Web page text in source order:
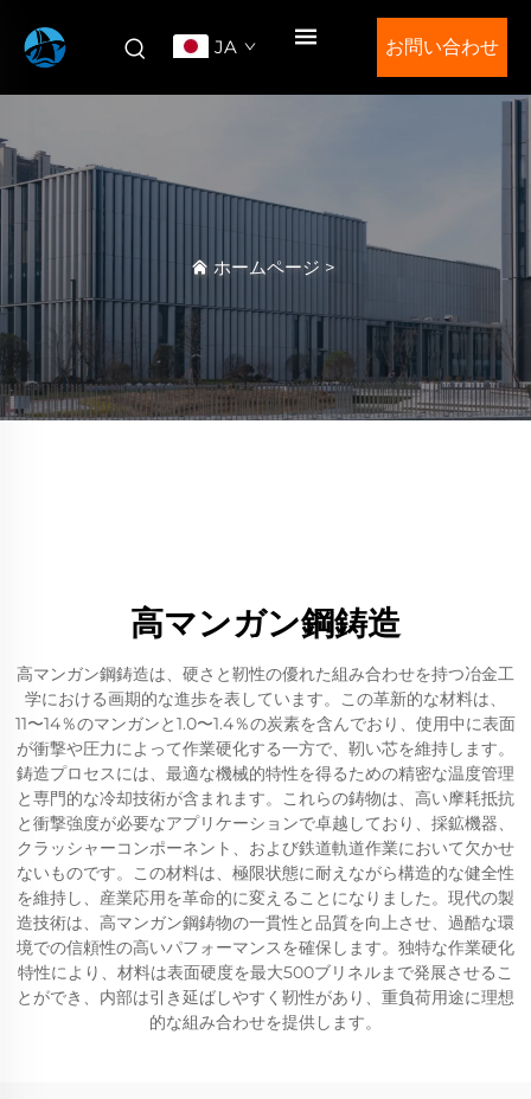
JA お問い合わせ
ホームページ >
高マンガン鋼鋳造
高マンガン鋼鋳造は、硬さと靭性の優れた組み合わせを持つ冶金工
学における画期的な進歩を表しています。この革新的な材料は、
11〜14％のマンガンと1.0〜1.4％の炭素を含んでおり、使用中に表面
が衝撃や圧力によって作業硬化する一方で、靭い芯を維持します。
鋳造プロセスには、最適な機械的特性を得るための精密な温度管理
と専門的な冷却技術が含まれます。これらの鋳物は、高い摩耗抵抗
と衝撃強度が必要なアプリケーションで卓越しており、採鉱機器、
クラッシャーコンポーネント、および鉄道軌道作業において欠かせ
ないものです。この材料は、極限状態に耐えながら構造的な健全性
を維持し、産業応用を革命的に変えることになりました。現代の製
造技術は、高マンガン鋼鋳物の一貫性と品質を向上させ、過酷な環
境での信頼性の高いパフォーマンスを確保します。独特な作業硬化
特性により、材料は表面硬度を最大500ブリネルまで発展させるこ
とができ、内部は引き延ばしやすく靭性があり、重負荷用途に理想
的な組み合わせを提供します。